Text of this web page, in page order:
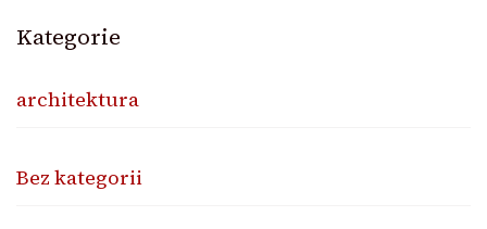
Kategorie
architektura
Bez kategorii